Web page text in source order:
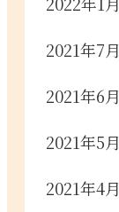
2021年7月
2021年6月
2021年5月
2021年4月